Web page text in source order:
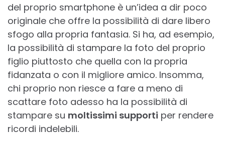
del proprio smartphone è un’idea a dir poco
originale che offre la possibilità di dare libero
sfogo alla propria fantasia. Si ha, ad esempio,
la possibilità di stampare la foto del proprio
figlio piuttosto che quella con la propria
fidanzata o con il migliore amico. Insomma,
chi proprio non riesce a fare a meno di
scattare foto adesso ha la possibilità di
stampare su moltissimi supporti per rendere
ricordi indelebili.